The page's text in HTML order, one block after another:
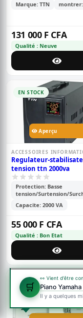
Marque: TTN montrer:
131 000 F CFA
Qualité : Neuve
EN STOCK
Aperçu
ACCESSOIRES
Regulateur-
tension ttn 2000va
Protection: Basse
tension/Surtension/
Capacite: 2000 VA
55 000 F CFA
Qualité : Bon Etat
INDISPONIBLE
🛒
👀 Vient d'être
Piano
Il y a quelques